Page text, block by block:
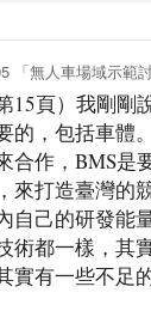
「無人車場域示範
15頁）我剛
的，包括車體
合作，BMS是
來打造臺灣的
自己的研發能
術都一樣，其
實有一些不足